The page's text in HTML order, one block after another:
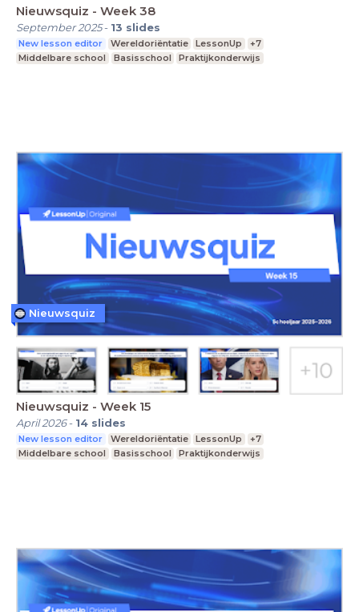
Nieuwsquiz - Week 38
September 2025- 13 slides
New lesson editor Wereldoriëntatie LessonUp
+7
Middelbare school
Basisschool Praktijkonderwijs
Nieuwsquiz - Week 15
April 2026- 14 slides
New lesson editor Wereldoriëntatie LessonUp
+7
Middelbare school
Basisschool Praktijkonderwijs
Nieuwsquiz